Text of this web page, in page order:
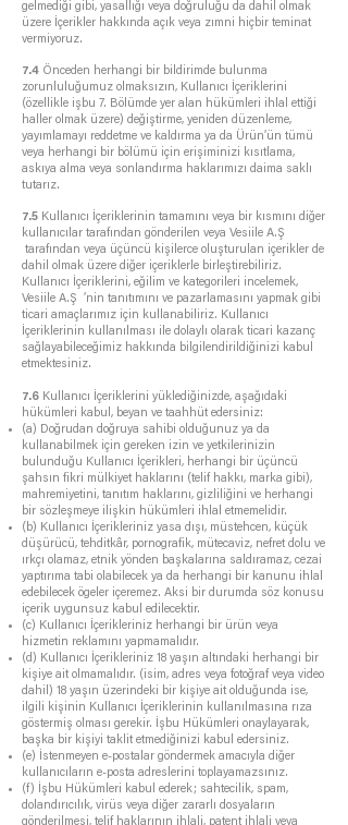
gelmediği gibi, yasallığı veya doğruluğu da dahil olmak
üzere İçerikler hakkında açık veya zımni hiçbir teminat
vermiyoruz.
7.4 Önceden herhangi bir bildirimde bulunma
zorunluluğumuz olmaksızın, Kullanıcı İçeriklerini
(özellikle işbu 7. Bölümde yer alan hükümleri ihlal ettiği
haller olmak üzere) değiştirme, yeniden düzenleme,
yayımlamayı reddetme ve kaldırma ya da Ürün’ün tümü
veya herhangi bir bölümü için erişiminizi kısıtlama,
askıya alma veya sonlandırma haklarımızı daima saklı
tutarız.
7.5 Kullanıcı İçeriklerinin tamamını veya bir kısmını diğer
kullanıcılar tarafından gönderilen veya Vesiile A.Ş
tarafından veya üçüncü kişilerce oluşturulan içerikler de
dahil olmak üzere diğer içeriklerle birleştirebiliriz.
Kullanıcı İçeriklerini, eğilim ve kategorileri incelemek,
Vesiile A.Ş ’nin tanıtımını ve pazarlamasını yapmak gibi
ticari amaçlarımız için kullanabiliriz. Kullanıcı
İçeriklerinin kullanılması ile dolaylı olarak ticari kazanç
sağlayabileceğimiz hakkında bilgilendirildiğinizi kabul
etmektesiniz.
7.6 Kullanıcı İçeriklerini yüklediğinizde, aşağıdaki
hükümleri kabul, beyan ve taahhüt edersiniz:
(a) Doğrudan doğruya sahibi olduğunuz ya da
kullanabilmek için gereken izin ve yetkilerinizin
bulunduğu Kullanıcı İçerikleri, herhangi bir üçüncü
şahsın fikri mülkiyet haklarını (telif hakkı, marka gibi),
mahremiyetini, tanıtım haklarını, gizliliğini ve herhangi
bir sözleşmeye ilişkin hükümleri ihlal etmemelidir.
(b) Kullanıcı İçerikleriniz yasa dışı, müstehcen, küçük
düşürücü, tehditkâr, pornografik, mütecaviz, nefret dolu ve
ırkçı olamaz, etnik yönden başkalarına saldıramaz, cezai
yaptırıma tabi olabilecek ya da herhangi bir kanunu ihlal
edebilecek ögeler içeremez. Aksi bir durumda söz konusu
içerik uygunsuz kabul edilecektir.
(c) Kullanıcı İçerikleriniz herhangi bir ürün veya
hizmetin reklamını yapmamalıdır.
(d) Kullanıcı İçerikleriniz 18 yaşın altındaki herhangi bir
kişiye ait olmamalıdır. (isim, adres veya fotoğraf veya video
dahil) 18 yaşın üzerindeki bir kişiye ait olduğunda ise,
ilgili kişinin Kullanıcı İçeriklerinin kullanılmasına rıza
göstermiş olması gerekir. İşbu Hükümleri onaylayarak,
başka bir kişiyi taklit etmediğinizi kabul edersiniz.
(e) İstenmeyen e-postalar göndermek amacıyla diğer
kullanıcıların e-posta adreslerini toplayamazsınız.
(f) İşbu Hükümleri kabul ederek; sahtecilik, spam,
dolandırıcılık, virüs veya diğer zararlı dosyaların
gönderilmesi, telif haklarının ihlali, patent ihlali veya